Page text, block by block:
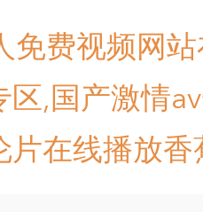
费视频网
,国产激情
片在线播放香